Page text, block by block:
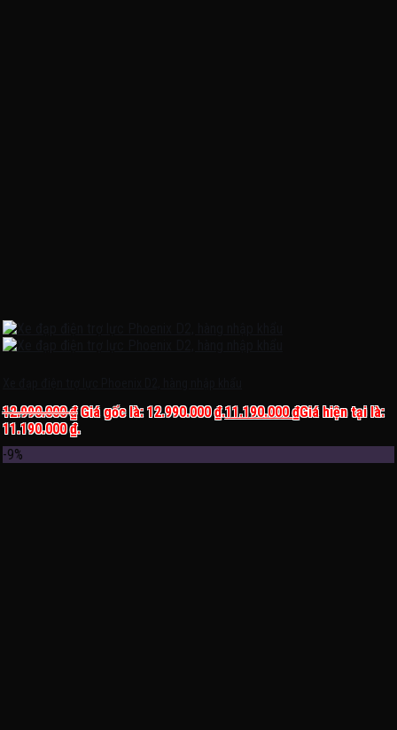
12.990.000₫ Giá gốc là: 12.990.000 ₫.11.190.000₫Giá hiện tại là:
11.190.000 ₫.
-9%